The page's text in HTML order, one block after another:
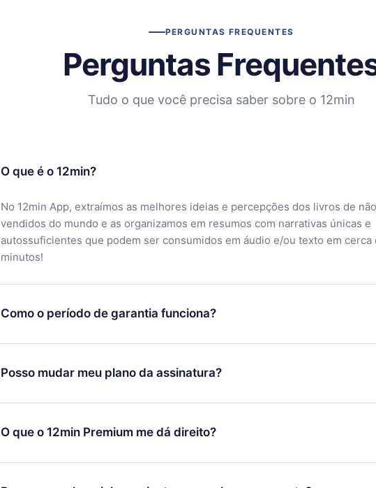
PERGUNTAS FREQUENTES
Perguntas
Tudo o que você precisa saber sobre o 12min
O que é o 12min?
No 12min App, extraímos as melhores ideias e percepções dos livros de
vendidos do mundo e as organizamos em resumos com narrativas únicas e
autossuficientes que podem ser consumidos em áudio e/ou texto em cerca
minutos!
Como o período de garantia funciona?
Você pode baixar nosso aplicativo e começar a aproveitar nossa biblioteca.
motivo não ficar satisfeito com nossa plataforma, basta entrar em contato
equipe de suporte (
contato@12min.com
) em até 7 dias após a compra e
Posso mudar meu plano da assinatura?
Sim, mas a mudança só se aplicará a partir do próximo período de
exemplo, se você decidiu mudar sua assinatura mensal para anual, após
mudança para o plano anual, o novo plano só será aplicado e cobrado após
O que o 12min Premium me dá direito?
O 12min Premium é um plano que te garante acesso a toda nossa
títulos disponíveis em 3 línguas (Inglês, espanhol e português) que você